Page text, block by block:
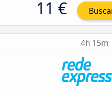
11 €
4h 15m